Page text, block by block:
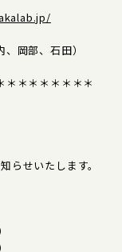
岡部、石田）
＊＊＊＊＊＊＊＊
らせいたします。